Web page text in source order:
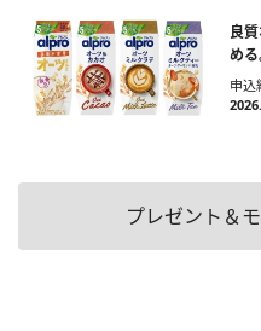
良
め
申込
プレゼント＆